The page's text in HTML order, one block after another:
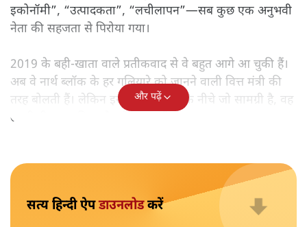
बजट पेश करने उठीं तो वे आसानी से रिकॉर्ड बुक में दर्ज हो गईं।
लेकिन उसके बाद जो आया, उसने साफ़ दिखा दिया कि बिना
नएपन के सिर्फ़ सहनशक्ति कितनी दूर तक ले जा सकती है।
कंठस्थ कर चुका हो। नारे वही पुराने—“विकसित भारत”, “ऑरेंज
इकोनॉमी”, “उत्पादकता”, “लचीलापन”—सब कुछ एक अनुभवी
नेता की सहजता से पिरोया गया।